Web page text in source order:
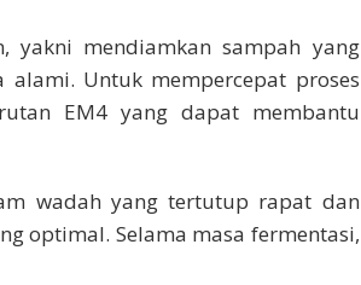
yakni mendiamkan sampah yang
Untuk mempercepat proses
EM4 yang dapat membantu
wadah yang tertutup rapat dan
optimal. Selama masa fermentasi,